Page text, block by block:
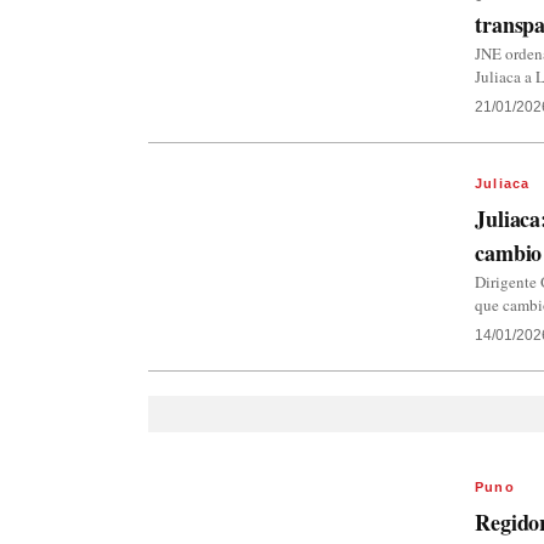
JNE
Juliaca a
21/01/
Juliaca
Dirigente
que
14/01/
Puno